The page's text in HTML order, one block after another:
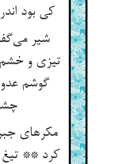
کی بود
شیر
تیزی و
گوشم
مکرهای
کرد ** تیغ